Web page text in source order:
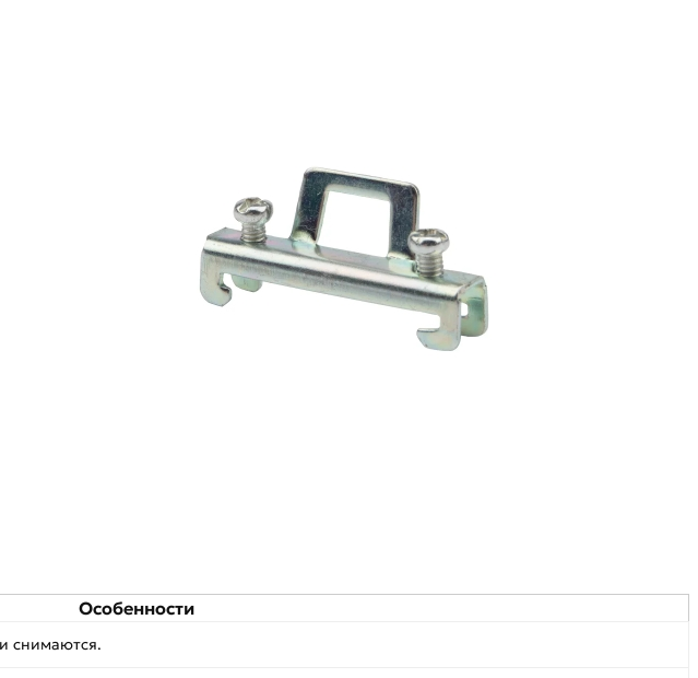
Особенности
снимаются.